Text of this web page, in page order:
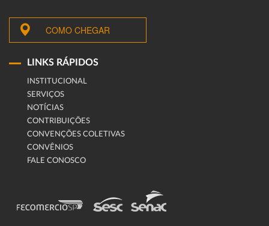
COMO CHEGAR
LINKS RÁPIDOS
INSTITUCIONAL
SERVIÇOS
NOTÍCIAS
CONTRIBUIÇÕES
CONVENÇÕES COLETIVAS
CONVÊNIOS
FALE CONOSCO